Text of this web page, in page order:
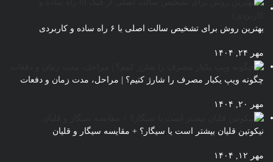
بهترین روش برای تشخیص سالت اصلی با ۶ راه ساده و کاربردی
مهر ۲۴, ۱۴۰۴
چگونه ویپ یکبار مصرف را شارژ کنیم؟ | مراحل، مدت زمان و دفعات
مهر ۲۰, ۱۴۰۴
نیکوتین قلیان بیشتر است یا سیگار؟ + مقایسه سیگار و قلیان
مهر ۱۲, ۱۴۰۴